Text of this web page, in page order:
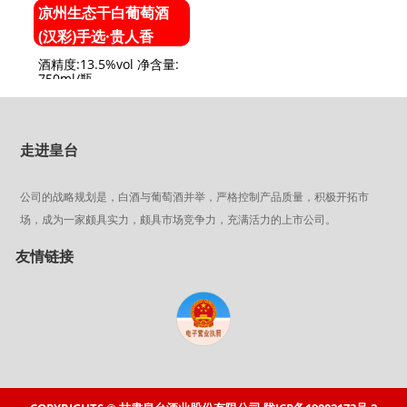
凉州生态干白葡萄酒
(汉彩)手选·贵人香
酒精度:13.5%vol 净含量:
750ml​/瓶
走进皇台
公司的战略规划是，白酒与葡萄酒并举，严格控制产品质量，积极开拓市
场，成为一家颇具实力，颇具市场竞争力，充满活力的上市公司。
友情链接